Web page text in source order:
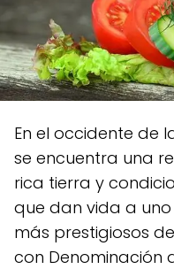
En el occidente de
se encuentra una
rica tierra y
que dan vida a
más prestigiosos
con Denominación